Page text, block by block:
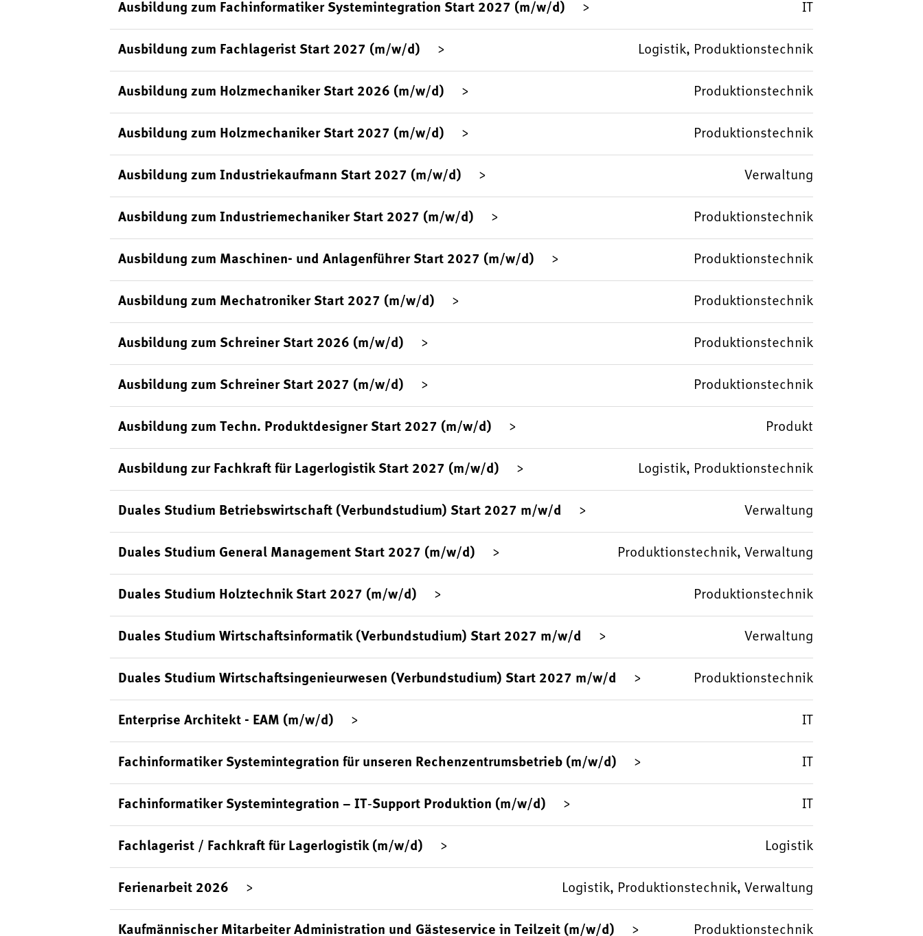
Ausbildung zum Fachinformatiker Systemintegration Start 2027 (m/w/d) IT
Ausbildung zum Fachlagerist Start 2027 (m/w/d) Logistik, Produktionstechnik
Ausbildung zum Holzmechaniker Start 2026 (m/w/d) Produktionstechnik
Ausbildung zum Holzmechaniker Start 2027 (m/w/d) Produktionstechnik
Ausbildung zum Industriekaufmann Start 2027 (m/w/d) Verwaltung
Ausbildung zum Industriemechaniker Start 2027 (m/w/d) Produktionstechnik
Ausbildung zum Maschinen- und Anlagenführer Start 2027 (m/w/d) Produktionstechnik
Ausbildung zum Mechatroniker Start 2027 (m/w/d) Produktionstechnik
Ausbildung zum Schreiner Start 2026 (m/w/d) Produktionstechnik
Ausbildung zum Schreiner Start 2027 (m/w/d) Produktionstechnik
Ausbildung zum Techn. Produktdesigner Start 2027 (m/w/d) Produkt
Ausbildung zur Fachkraft für Lagerlogistik Start 2027 (m/w/d) Logistik, Produktionstechnik
Duales Studium Betriebswirtschaft (Verbundstudium) Start 2027 m/w/d Verwaltung
Duales Studium General Management Start 2027 (m/w/d) Produktionstechnik, Verwaltung
Duales Studium Holztechnik Start 2027 (m/w/d) Produktionstechnik
Duales Studium Wirtschaftsinformatik (Verbundstudium) Start 2027 m/w/d Verwaltung
Duales Studium Wirtschaftsingenieurwesen (Verbundstudium) Start 2027 m/w/d Produktionstechnik
Enterprise Architekt - EAM (m/w/d) IT
Fachinformatiker Systemintegration für unseren Rechenzentrumsbetrieb (m/w/d) IT
Fachinformatiker Systemintegration – IT‑Support Produktion (m/w/d) IT
Fachlagerist / Fachkraft für Lagerlogistik (m/w/d) Logistik
Ferienarbeit 2026 Logistik, Produktionstechnik, Verwaltung
Kaufmännischer Mitarbeiter Administration und Gästeservice in Teilzeit (m/w/d) Produktionstechnik